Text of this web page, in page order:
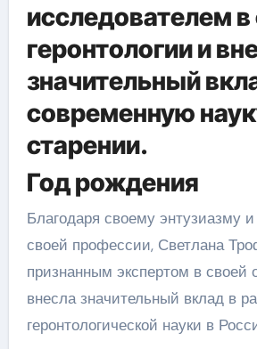
исследователем в
геронтологии и
значительный
современную
старении.
Год рождения
Благодаря своему энтузиазму
своей профессии, Светлана
признанным экспертом в своей
внесла значительный вклад в
геронтологической науки в